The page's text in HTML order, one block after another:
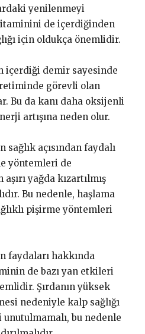
yenilenmeyi
vitaminini de içerdiğinden
için oldukça önemlidir.
içerdiği demir sayesinde
görevli olan
Bu da kanı daha oksijenli
artışına neden olur.
sağlık açısından faydalı
yöntemleri de
yağda kızartılmış
Bu nedenle, haşlama
pişirme yöntemleri
faydaları hakkında
de bazı yan etkileri
Şırdanın yüksek
nedeniyle kalp sağlığı
bu nedenle